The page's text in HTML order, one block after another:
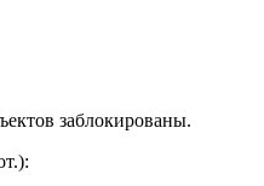
заблокированы.
: